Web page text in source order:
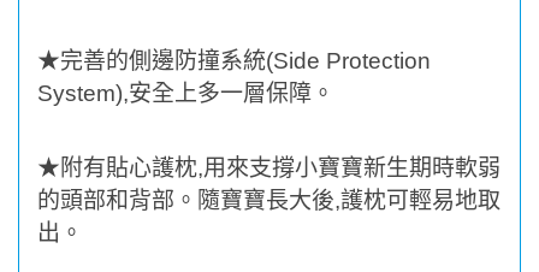
★完善的側邊防撞系統(Side Protection
System),安全上多一層保障。
★附有貼心護枕,用來支撐小寶寶新生期時軟弱
的頭部和背部。隨寶寶長大後,護枕可輕易地取
出。